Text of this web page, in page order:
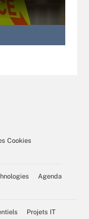
Cookies
Agenda
Projets IT